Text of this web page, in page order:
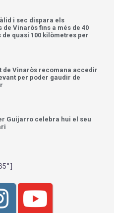
i sec dispara els
de Vinaròs fins a més de 40
de quasi 100 kilòmetres per
de Vinaròs recomana accedir
per poder gaudir de
Guijarro celebra hui el seu